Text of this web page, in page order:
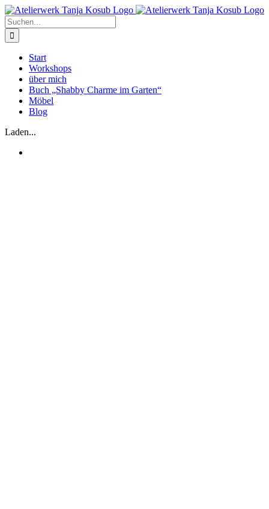
Zum
Inhalt
springen
Suche
nach:
Start
Workshops
über mich
Buch „Shabby Charme im Garten“
Möbel
Blog
Laden...